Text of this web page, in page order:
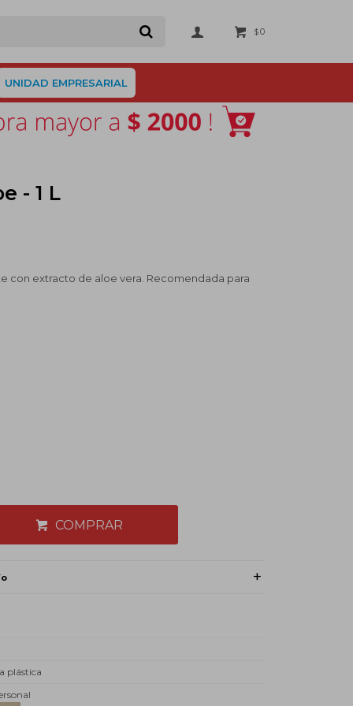
UNIDAD EMPRESARIAL
$0
- 1 L
con extracto de aloe vera. Recomendada para
COMPRAR
plástica